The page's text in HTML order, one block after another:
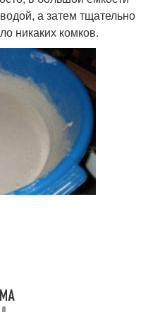
а затем тщательно
никаких комков.